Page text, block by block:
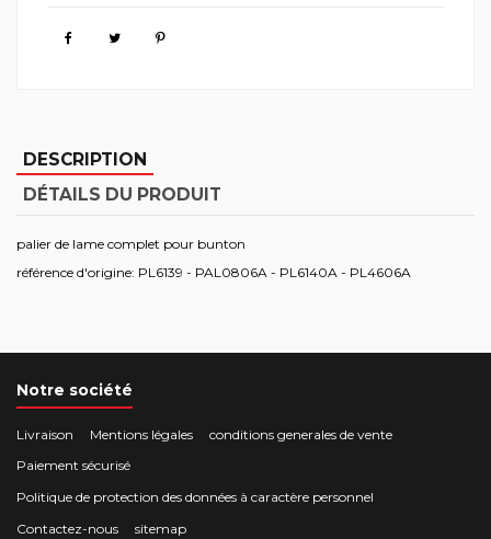
DESCRIPTION
DÉTAILS DU PRODUIT
palier de lame complet pour bunton
référence d'origine: PL6139 - PAL0806A - PL6140A - PL4606A
Notre société
Livraison Mentions légales
conditions generales de vente
Paiement sécurisé
Politique de protection des données à caractère personnel
Contactez-nous
sitemap